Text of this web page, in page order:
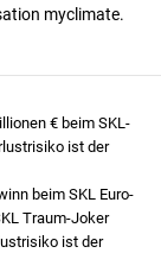
myclimate.
€ beim SKL-
ist der
beim SKL Euro-
Traum-Joker
ist der